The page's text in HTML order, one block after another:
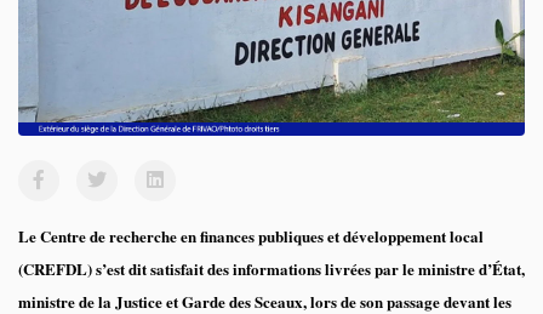
Le Centre de recherche en finances publiques et développement local
(CREFDL) s’est dit satisfait des informations livrées par le ministre d’État,
ministre de la Justice et Garde des Sceaux, lors de son passage devant les